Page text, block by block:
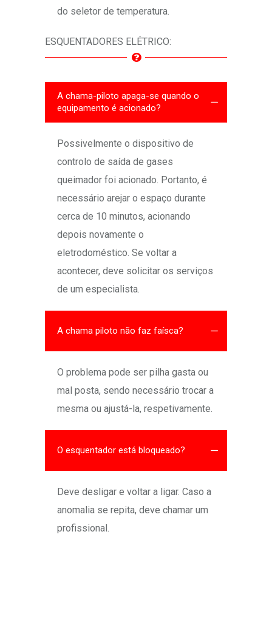
do seletor de temperatura.
ESQUENTADORES ELÉTRICO:
A chama-piloto apaga-se quando o
equipamento é acionado?
Possivelmente o dispositivo de
controlo de saída de gases
queimador foi acionado. Portanto, é
necessário arejar o espaço durante
cerca de 10 minutos, acionando
depois novamente o
eletrodoméstico. Se voltar a
acontecer, deve solicitar os serviços
de um especialista.
A chama piloto não faz faísca?
O problema pode ser pilha gasta ou
mal posta, sendo necessário trocar a
mesma ou ajustá-la, respetivamente.
O esquentador está bloqueado?
Deve desligar e voltar a ligar. Caso a
anomalia se repita, deve chamar um
profissional.